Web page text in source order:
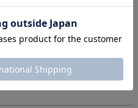
ハイドロフラスク トラベルボト
ル ウィズ フレックスストロー
24oz 709ml Hydro Flask
FLEX STRAW
販売価格 ¥ 6,380
在庫を見る